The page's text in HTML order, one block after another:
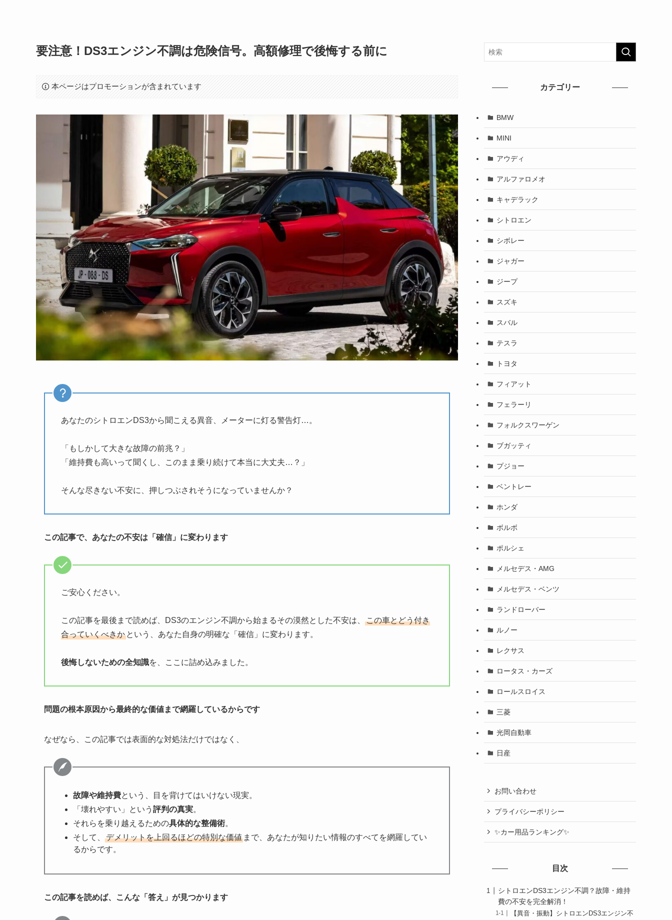
要注意！DS3エンジン不調は危険信号。高額修理で後悔する前に
本ページはプロモーションが含まれています
あなたのシトロエンDS3から聞こえる異音、メーターに灯る警告灯…。
「もしかして大きな故障の前兆？」
「維持費も高いって聞くし、このまま乗り続けて本当に大丈夫…？」
そんな尽きない不安に、押しつぶされそうになっていませんか？
この記事で、あなたの不安は「確信」に変わります
ご安心ください。
この記事を最後まで読めば、DS3のエンジン不調から始まるその漠然とした不安は、
この車とどう付き
合っていくべきか という、あなた自身の明確な「確信」に変わります。
後悔しないための全知識を、ここに詰め込みました。
問題の根本原因から最終的な価値まで網羅しているからです
なぜなら、この記事では表面的な対処法だけではなく、
故障や維持費という、目を背けてはいけない現実。
「壊れやすい」という 評判の真実。
それらを乗り越えるための具体的な整備術。
そして、
デメリットを上回るほどの特別な価値 まで、あなたが知りたい情報のすべてを網羅してい
るからです。
この記事を読めば、こんな「答え」が見つかります
カテゴリー
BMW
MINI
アウディ
アルファロメオ
キャデラック
シトロエン
シボレー
ジャガー
ジープ
スズキ
スバル
テスラ
トヨタ
フィアット
フェラーリ
フォルクスワーゲン
ブガッティ
プジョー
ベントレー
ホンダ
ボルボ
ポルシェ
メルセデス・AMG
メルセデス・ベンツ
ランドローバー
ルノー
レクサス
ロータス・カーズ
ロールスロイス
三菱
光岡自動車
日産
お問い合わせ
プライバシーポリシー
✨カー用品ランキング✨
目次
シトロエンDS3エンジン不調？故障・維持
費の不安を完全解消！
【異音・振動】シトロエンDS3エンジン不